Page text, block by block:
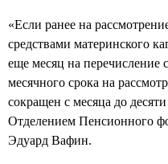
«Если ранее на
средствами материнского
еще месяц на перечисление
месячного срока на
сокращен с месяца до
Отделением Пенсионного
Эдуард Вафин.